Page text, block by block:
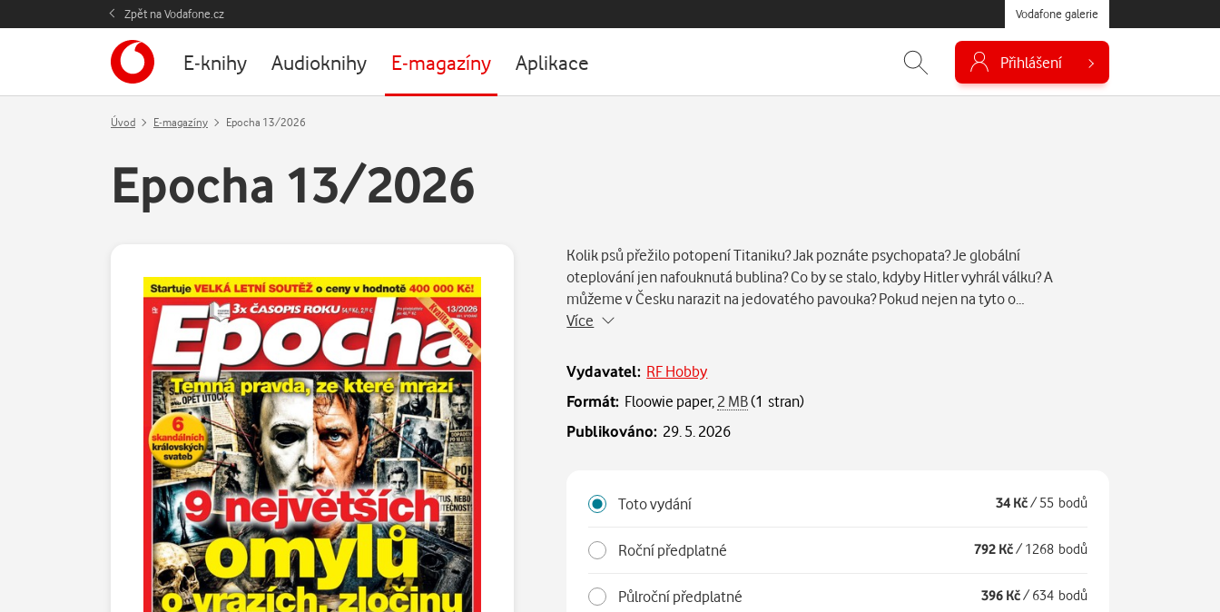
Zpět na Vodafone.cz Vodafone galerie
E-knihy Audioknihy E-magazíny Aplikace Přihlášení
Úvod E-magazíny Epocha 13/2026
Epocha 13/2026
Kolik psů přežilo potopení Titaniku? Jak poznáte psychopata? Je globální
oteplování jen nafouknutá bublina? Co by se stalo, kdyby Hitler vyhrál válku? A
můžeme v Česku narazit na jedovatého pavouka? Pokud nejen na tyto o…
Více
Vydavatel: RF Hobby
Formát: Floowie paper, 2 MB(1 stran)
Publikováno: 29. 5. 2026
Toto vydání 34 Kč/ 55 bodů
Roční předplatné 792 Kč/ 1268 bodů
Půlroční předplatné 396 Kč/ 634 bodů